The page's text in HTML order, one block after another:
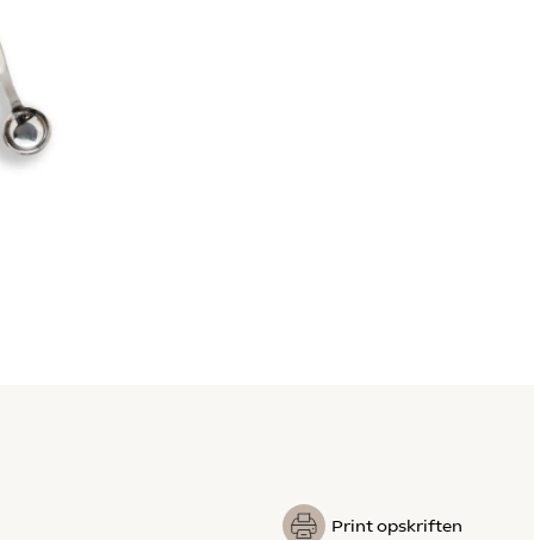
Print opskriften